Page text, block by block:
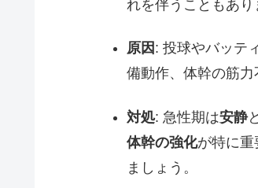
れを伴うこともあり
原因 : 投球やバッテ
備動作、体幹の筋力
対処: 急性期は安静と
体幹の強化が特に重
ましょう。